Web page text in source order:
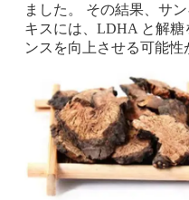
ました。 その結果、サ
キスには、LDHA と解
ンスを向上させる可能性